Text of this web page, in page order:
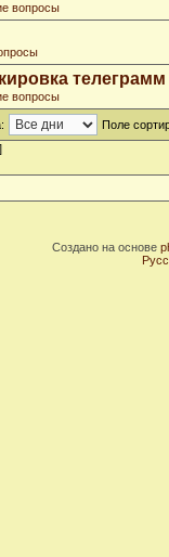
вопросы
телеграмм
вопросы
Поле
Создано на основе